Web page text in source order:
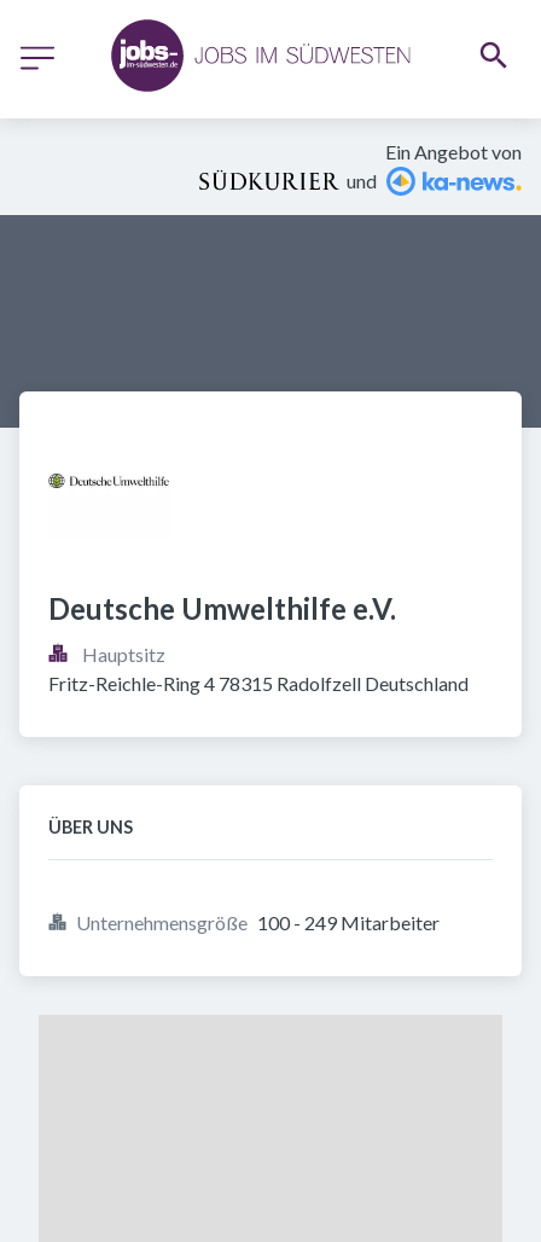
Ein Angebot von
und
Deutsche Umwelthilfe e.V.
Hauptsitz
Fritz-Reichle-Ring 4 78315 Radolfzell Deutschland
ÜBER UNS
Unternehmensgröße 100 - 249 Mitarbeiter